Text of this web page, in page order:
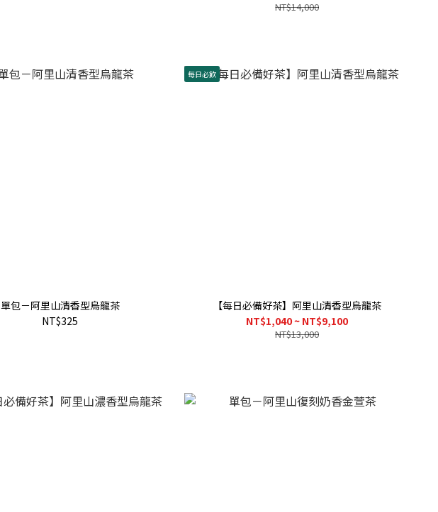
NT$14,000
單包－阿里山清香型烏龍茶
NT$325
每日必飲
【每日必備好茶】阿里山清香型烏龍茶
NT$1,040 ~ NT$9,100
NT$13,000